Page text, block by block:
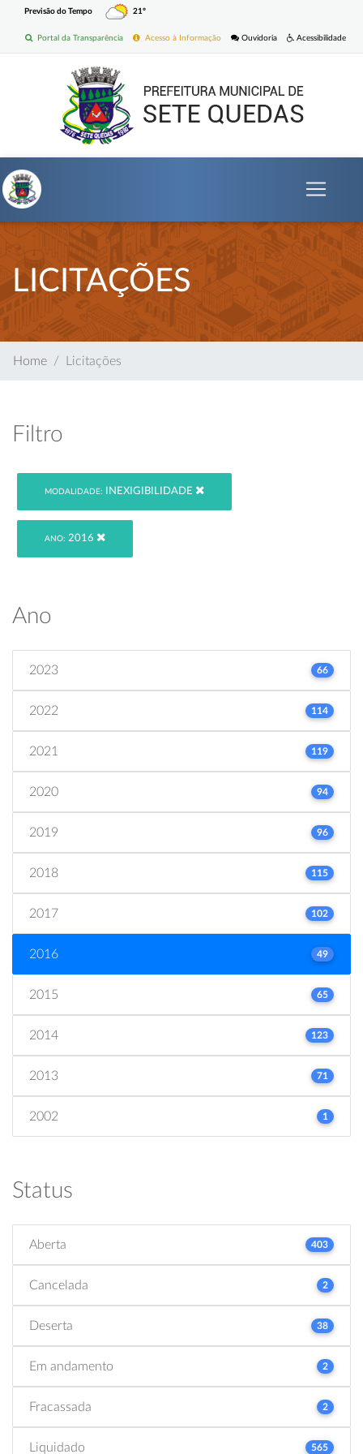
Previsão do Tempo 21º
Acessibilidade
Ouvidoria
Acesso à Informação
Portal da Transparência
LICITAÇÕES
Home Licitações
Filtro
MODALIDADE: INEXIGIBILIDADE
ANO: 2016
Ano
2023 66
2022 114
2021 119
2020 94
2019 96
2018 115
2017 102
2016 49
2015 65
2014 123
2013 71
2002 1
Status
Aberta 403
Cancelada 2
Deserta 38
Em andamento 2
Fracassada 2
Liquidado 565